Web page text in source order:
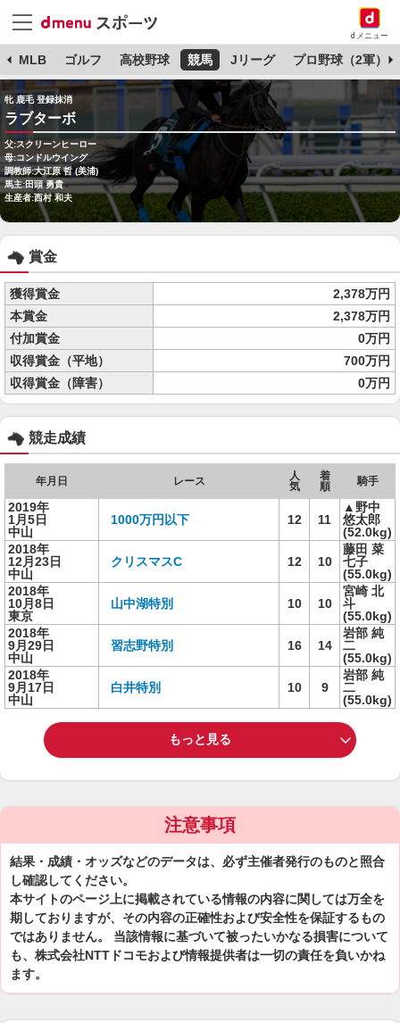
dメニュー
MLB ゴルフ 高校野球 競馬 Jリーグ プロ野球（2軍）
牝 鹿毛 登録抹消
ラブターボ
父:スクリーンヒーロー
母:コンドルウイング
調教師:大江原 哲 (美浦)
馬主:田頭 勇貴
生産者:西村 和夫
賞金
獲得賞金
2,378万円
本賞金
2,378万円
付加賞金
0万円
収得賞金（平地）
700万円
収得賞金（障害）
0万円
競走成績
年月日 レース
人
気
着
順
騎手
2019年
1月5日
中山
1000万円以下 12 11
▲野中
悠太郎
(52.0kg)
2018年
12月23日
中山
クリスマスC 12 10
藤田 菜
七子
(55.0kg)
2018年
10月8日
東京
山中湖特別 10 10
宮崎 北
斗
(55.0kg)
2018年
9月29日
中山
習志野特別 16 14
岩部 純
二
(55.0kg)
2018年
9月17日
中山
白井特別 10 9
岩部 純
二
(55.0kg)
もっと見る
注意事項
結果・成績・オッズなどのデータは、必ず主催者発行のものと照合
し確認してください。
本サイトのページ上に掲載されている情報の内容に関しては万全を
期しておりますが、その内容の正確性および安全性を保証するもの
ではありません。 当該情報に基づいて被ったいかなる損害について
も、株式会社NTTドコモおよび情報提供者は一切の責任を負いかね
ます。